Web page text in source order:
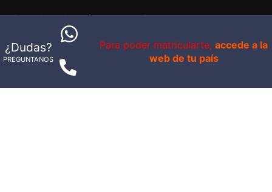
¿Dudas?
PREGUNTANOS
Para poder matricularte,accede a la
web de tu país
Sede Gran Canaria
Avenida de Gáldar 56, planta 1
local 40
35100, Maspalomas, Las Palmas
Telefono: 679 55 59 06
Sede Mallorca
Ponent
07011 Palma, Illes Balears
Telefono: 661 38 71 41